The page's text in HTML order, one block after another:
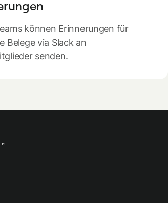
können Erinnerungen für
Belege via Slack an
senden.